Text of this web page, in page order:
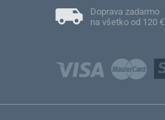
Doprava zadarmo
na všetko od 120 €